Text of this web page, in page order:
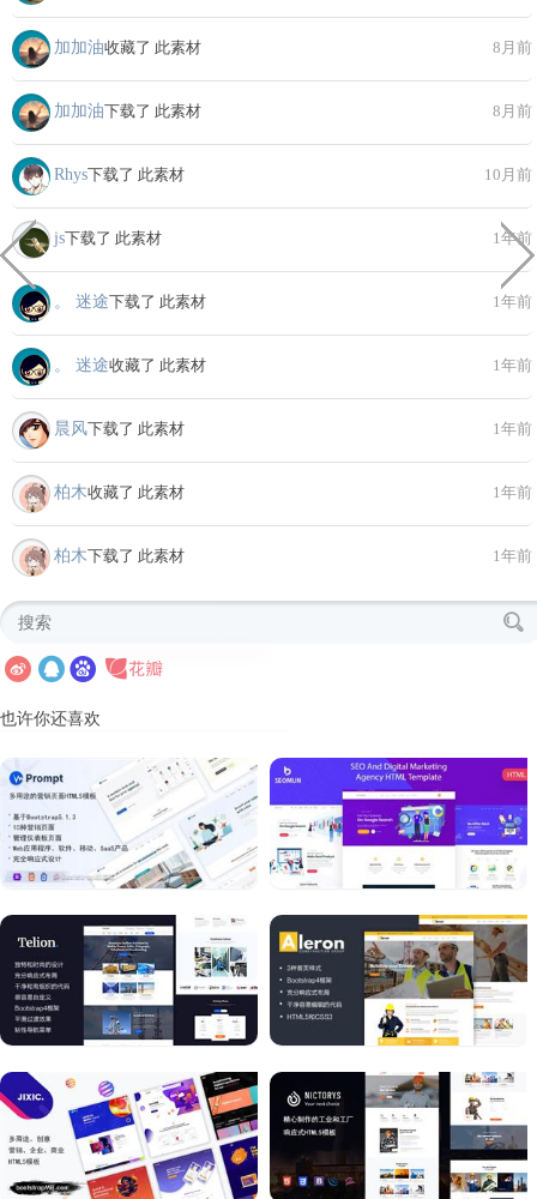
加加油收藏了 此素材 8月前
加加油下载了 此素材 8月前
Rhys下载了 此素材 10月前
js下载了 此素材 1年前
。 迷途下载了 此素材 1年前
。 迷途收藏了 此素材 1年前
晨风下载了 此素材 1年前
柏木收藏了 此素材 1年前
柏木下载了 此素材 1年前
也许你还喜欢